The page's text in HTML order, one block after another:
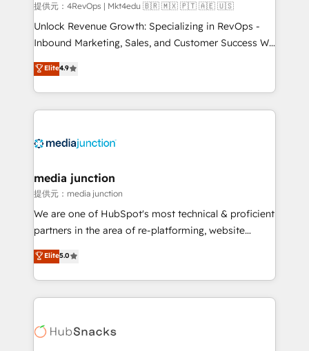
提供元：4RevOps | Mkt4edu 🇧🇷 🇲🇽 🇵🇹 🇦🇪 🇺🇸
Unlock Revenue Growth: Specializing in RevOps -
Inbound Marketing, Sales, and Customer Success We
specialize in driving revenue growth for companies
across industries through tailored marketing, sales,
and customer success strategies, utilizing RevOps
methodologies. As Latin America's largest HubSpot
offer unparalleled insights. Operating in five
Mexico, USA, and Portugal—we've executed over a
hundred successful operations. Our approach,
rooted in RevOps principles, integrates analysis,
training, planning, and qualification. Leveraging
inbound marketing tactics, we focus on
understanding, nurturing, and converting leads.
competitive market.
Elite4.9
media junction
提供元：media junction
We are one of HubSpot's most technical & proficient
partners in the area of re-platforming, website
design & development. We specialize in multi-hub
implementations for mid-market & enterprise
companies. We are woman-owned, powered by
coffee, and we ❤️ dogs. We produce award-winning
Impact Award 🏆2022 Technical Expertise Impact
Elite5.0